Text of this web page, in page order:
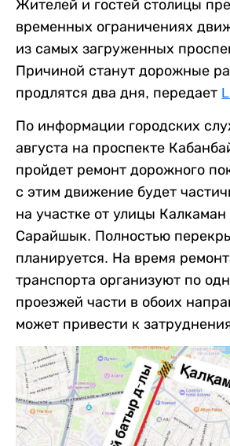
Жителей и гостей столицы
временных ограничениях
из самых загруженных
Причиной станут дорожные
продлятся два дня, передает
По информации городских
августа на проспекте
пройдет ремонт дорожного
с этим движение будет
на участке от улицы
Сарайшык. Полностью
планируется. На время
транспорта организуют по
проезжей части в обоих
может привести к